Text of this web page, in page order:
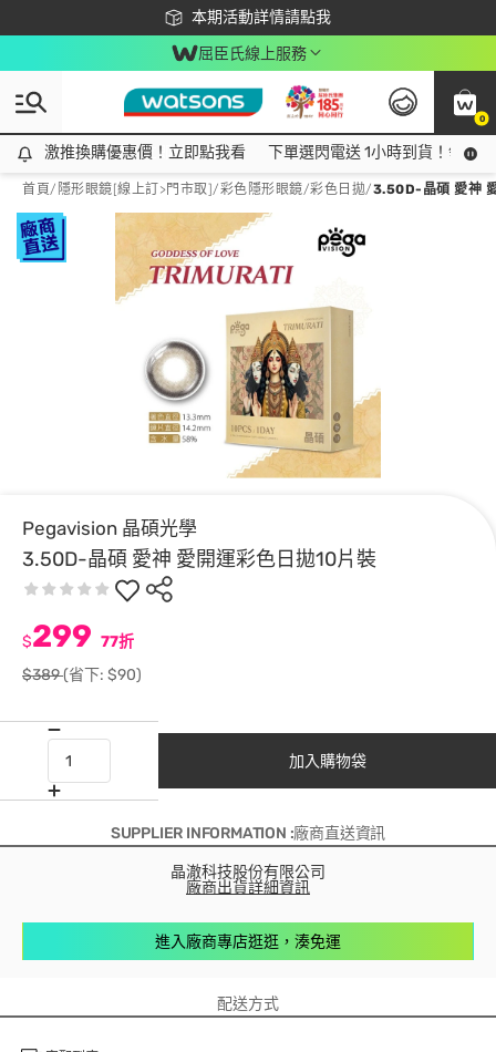
本期活動詳情請點我
下載app最高回饋$350
屈臣氏線上服務
0
激推換購優惠價！立即點我看
激推換購優惠價！立即點我看 下單選閃電送 1小時到貨！領神
首頁/ 隱形眼鏡[線上訂>門市取]/彩色隱形眼鏡/彩色日拋/3.50D-晶碩 愛神
Pegavision 晶碩光學
3.50D-晶碩 愛神 愛開運彩色日拋10片裝
$299 77折
$389(省下: $90)
加入購物袋
SUPPLIER INFORMATION :廠商直送資訊
晶澈科技股份有限公司
廠商出貨詳細資訊
進入廠商專店逛逛，湊免運
配送方式